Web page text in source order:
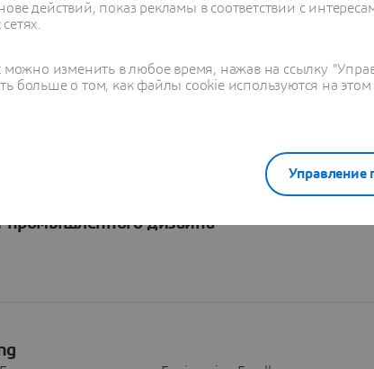
ограничения, чтобы построить лучший
академия объединяют усилия для
промышленного дизайна
действий, показ рекламы в соответствии с
можно изменить в любое время, нажав на ссылку
больше о том, как файлы cookie используются на этом
Управление